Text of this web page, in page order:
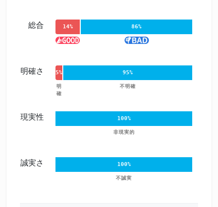
総合 14% 86%
明確さ 5%
明
確
95%
不明確
現実性 100%
非現実的
誠実さ 100%
不誠実